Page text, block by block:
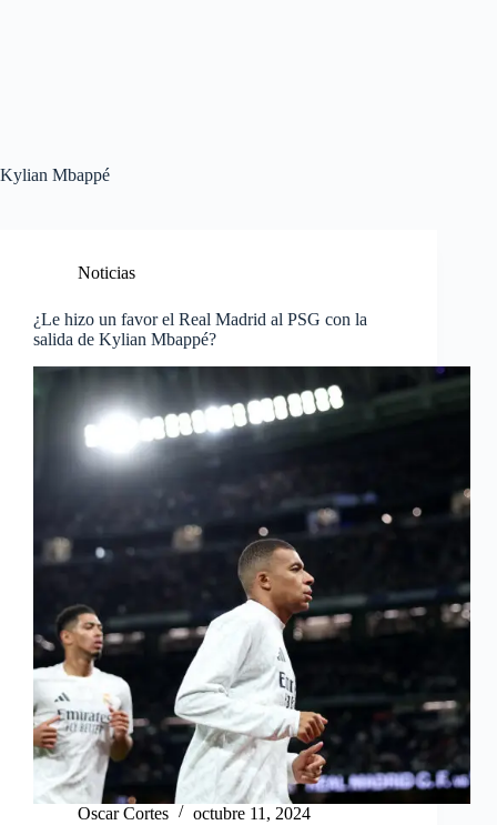
Kylian Mbappé
Noticias
¿Le hizo un favor el Real Madrid al PSG con la
salida de Kylian Mbappé?
Oscar Cortes octubre 11, 2024